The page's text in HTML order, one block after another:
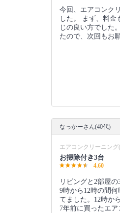
今回、エアコンク
した。 まず、料金
じの良い方でした
たので、次回もお
なっかーさん(40代)
エアコンクリーニン
お掃除付き3台
4.60
リビングと2部屋
9時から12時の間
てました。12時か
7年前に買ったエ